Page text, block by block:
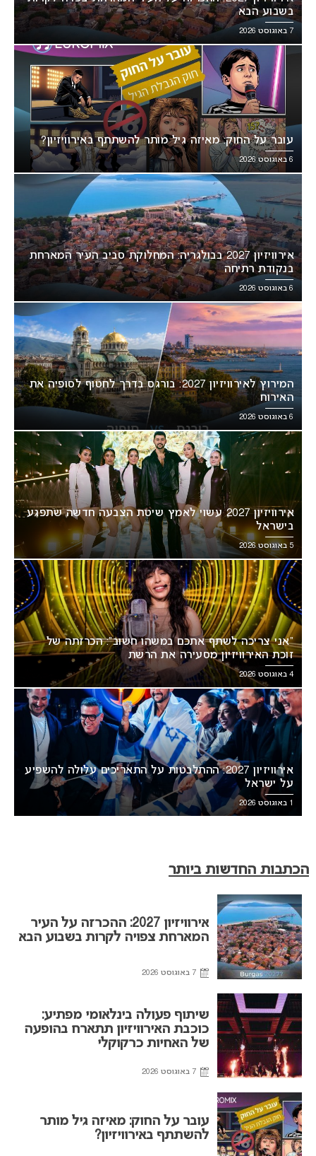
בשבוע הבא
7 באוגוסט 2026
עובר על החוק: מאיזה גיל מותר להשתתף באירוויזיון?
6 באוגוסט 2026
אירוויזיון 2027 בבולגריה: המחלוקת סביב העיר המארחת
בנקודת רתיחה
6 באוגוסט 2026
המירוץ לאירוויזיון 2027: בורגס בדרך לחטוף לסופיה את
האירוח
6 באוגוסט 2026
אירוויזיון 2027 עשוי לאמץ שיטת הצבעה חדשה שתפגע
בישראל
5 באוגוסט 2026
“אני צריכה לשתף אתכם במשהו חשוב”: הכרזתה של
זוכת האירוויזיון מסעירה את הרשת
4 באוגוסט 2026
אירוויזיון 2027: ההתלבטות על התאריכים עלולה להשפיע
על ישראל
הכתבות החדשות ביותר
אירוויזיון 2027: ההכרזה על העיר
המארחת צפויה לקרות בשבוע הבא
7 באוגוסט 2026
שיתוף פעולה בינלאומי מפתיע:
כוכבת האירוויזיון תתארח בהופעה
של האחיות כרקוקלי
7 באוגוסט 2026
עובר על החוק: מאיזה גיל מותר
להשתתף באירוויזיון?